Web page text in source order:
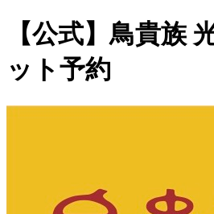
【公式】鳥貴族
ット予約